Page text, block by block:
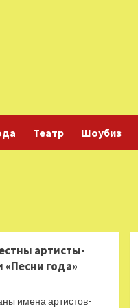
Театр Шоубиз
артисты-
«Песни года»
имена артистов-